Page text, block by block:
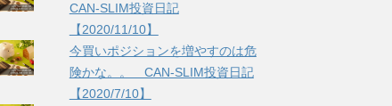
CAN-SLIM投資日記
【2020/11/10】
今買いポジションを増やすのは危
険かな。。 CAN-SLIM投資日記
【2020/7/10】